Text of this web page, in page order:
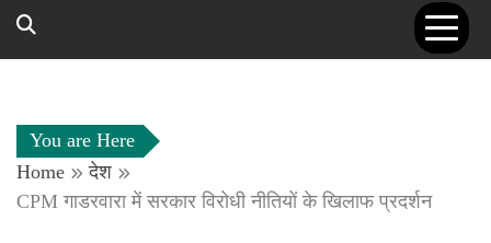
You are Here
Home
देश
CPM गाडरवारा में सरकार विरोधी नीतियों के खिलाफ प्रदर्शन